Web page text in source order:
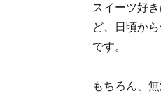
スイーツ好
ど、日頃か
です。
もちろん、